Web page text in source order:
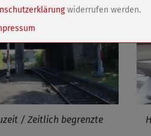
/ Zeitlich begrenzte
Besucher bezüglich der Speicherung von
von OpenStreetMaps gesetzt werden
widerrufen werden.